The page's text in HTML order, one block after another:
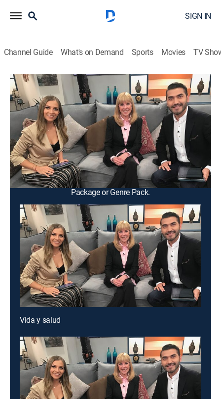
SIGN IN
Channel Guide What's on Demand Sports Movies TV
Vida y salud
Vida y salud
Health|2026
Un programa de entrevistas a diversos médicos,
especialistas y expertos en bienestar, para conocer de
una manera puntual y divertida sobre el cuidado de la
salud física, emocional y mental.
This content is currently unavailable with a DIRECTV
Package or Genre Pack.
Vida y salud